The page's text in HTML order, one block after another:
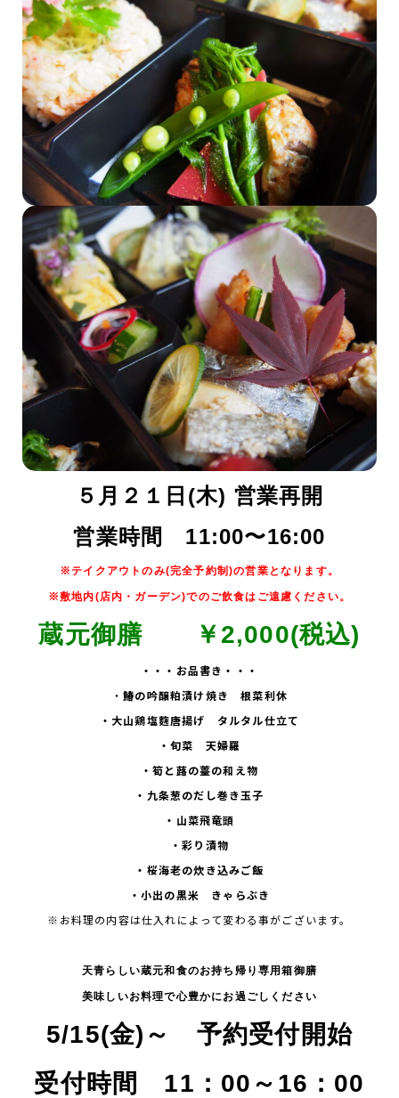
５月２１日 (木) 営業再開
営業時間 11:00〜16:00
※テイクアウトのみ(完全予約制)の営業となります。
※敷地内(店内・ガーデン)でのご飲食はご遠慮ください。
蔵元御膳 ￥2,000(税込)
・・・お品書き・・・
・鰆の吟醸粕漬け焼き 根菜利休
・大山鶏塩麴唐揚げ タルタル仕立て
・旬菜 天婦羅
・筍と蕗の薹の和え物
・九条葱のだし巻き玉子
・山菜飛竜頭
・彩り漬物
・桜海老の炊き込みご飯
・小出の黒米 きゃらぶき
※お料理の内容は仕入れによって変わる事がございます。
天青らしい蔵元和食のお持ち帰り専用箱御膳
美味しいお料理で心豊かにお過ごしください
5/15(金)～ 予約受付開始
受付時間 11：00～16：00